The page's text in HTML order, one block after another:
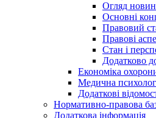
Огляд новин
Основні
Правовий
Правові
Стан і
Додатково
Економіка
Медична
Додаткові
Нормативно-правова
Додаткова інформація